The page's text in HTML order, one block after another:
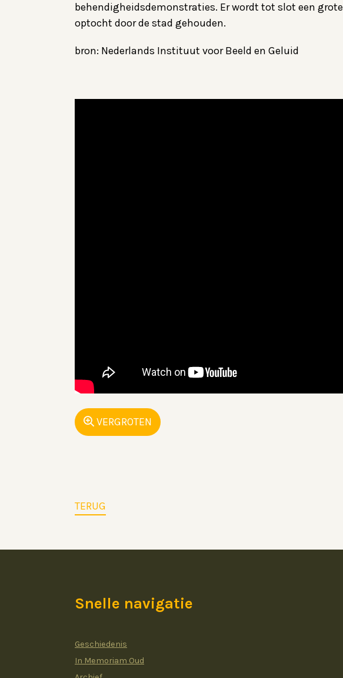
behendigheidsdemonstraties. Er wordt tot slot een grote
optocht door de stad gehouden.
bron: Nederlands Instituut voor Beeld en Geluid
VERGROTEN
TERUG
Snelle navigatie
Geschiedenis
In Memoriam Oud